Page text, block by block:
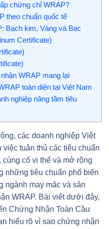
chứng chỉ WRAP?
theo chuẩn quốc tế
Bạch kim, Vàng và Bạc
Certificate)
WRAP mang lại
toàn diện tại Việt Nam
nghiệp nâng tầm tiêu
các doanh nghiệp Việt
việc tuân thủ các tiêu chuẩn
cố vị thế và mở rộng
những tiêu chuẩn phổ biến
ngành may mặc và sản
WRAP. Bài viết dưới đây,
Chứng Nhận Toàn Cầu
hiểu rõ vì sao chứng nhận